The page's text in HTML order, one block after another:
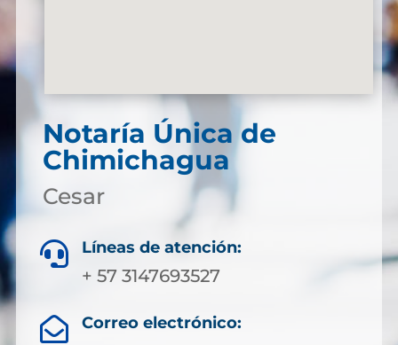
Notaría Única de
Chimichagua
Cesar
 Líneas de atención:
+ 57 3147693527
 Correo electrónico: